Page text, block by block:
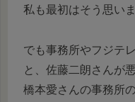
私も最初はそう思いま
でも事務所やフジテ
と、佐藤二朗さんが
橋本愛さんの事務所